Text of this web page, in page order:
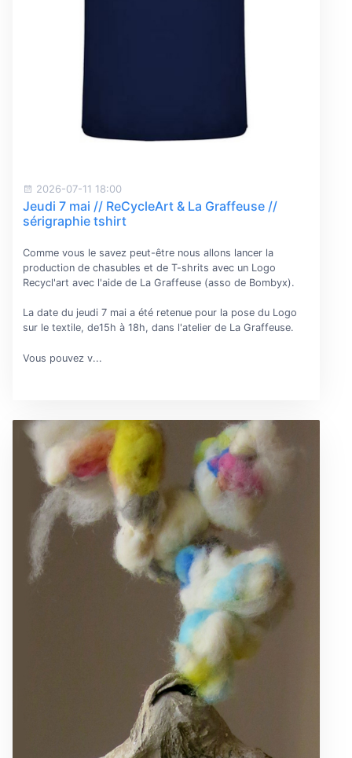
2026-07-11 18:00
Jeudi 7 mai // ReCycleArt & La Graffeuse //
sérigraphie tshirt
Comme vous le savez peut-être nous allons lancer la
production de chasubles et de T-shrits avec un Logo
Recycl'art avec l'aide de La Graffeuse (asso de Bombyx).
La date du jeudi 7 mai a été retenue pour la pose du Logo
sur le textile, de15h à 18h, dans l'atelier de La Graffeuse.
Vous pouvez v...